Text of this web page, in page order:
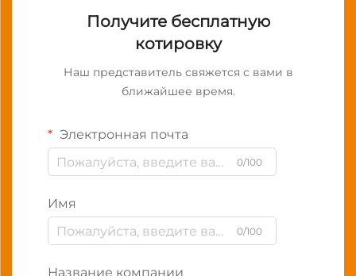
Получите бесплатную
котировку
Наш представитель свяжется с вами в
ближайшее время.
Электронная почта
0/100
Имя
0/100
Название компании